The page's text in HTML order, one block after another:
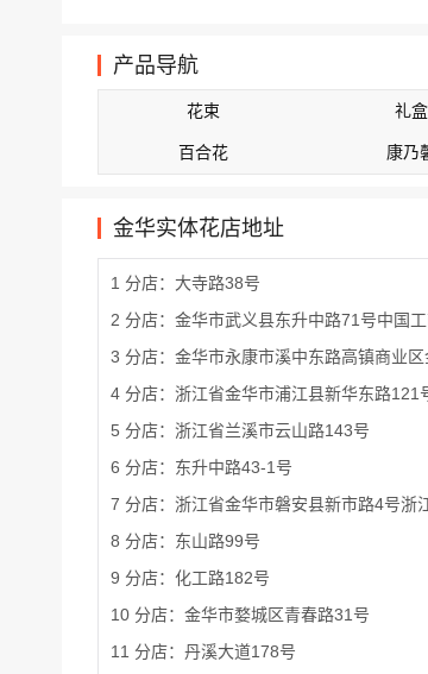
产品导航
花束 礼盒
百合花 康乃
金华实体花店地址
1 分店：大寺路38号
2 分店：金华市武义县东升中路71号中国
3 分店：金华市永康市溪中东路高镇商业
4 分店：浙江省金华市浦江县新华东路121
5 分店：浙江省兰溪市云山路143号
6 分店：东升中路43-1号
7 分店：浙江省金华市磐安县新市路4号浙
8 分店：东山路99号
9 分店：化工路182号
10 分店：金华市婺城区青春路31号
11 分店：丹溪大道178号